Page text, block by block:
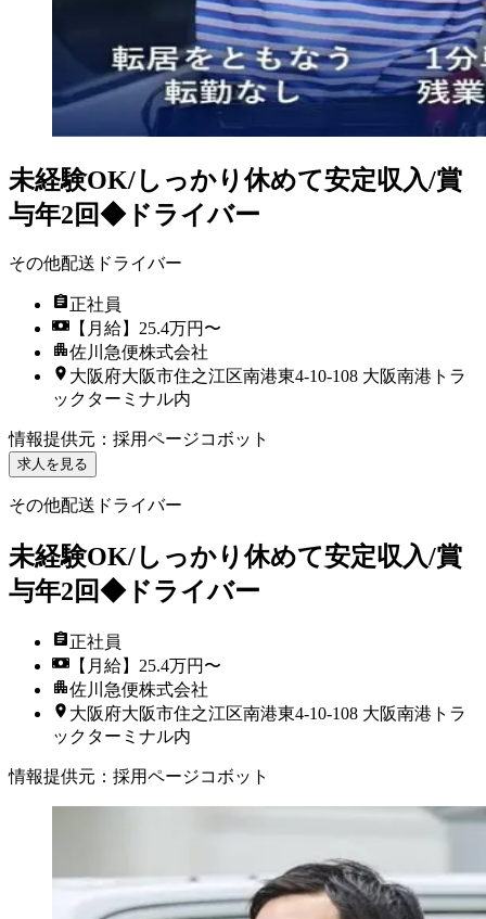
未経験OK/しっかり休めて安定収入/賞
与年2回◆ドライバー
その他配送ドライバー
正社員
【月給】25.4万円〜
佐川急便株式会社
大阪府大阪市住之江区南港東4-10-108 大阪南港トラ
ックターミナル内
情報提供元 ： 採用ページコボット
求人を見る
その他配送ドライバー
未経験OK/しっかり休めて安定収入/賞
与年2回◆ドライバー
正社員
【月給】25.4万円〜
佐川急便株式会社
大阪府大阪市住之江区南港東4-10-108 大阪南港トラ
ックターミナル内
情報提供元 ： 採用ページコボット